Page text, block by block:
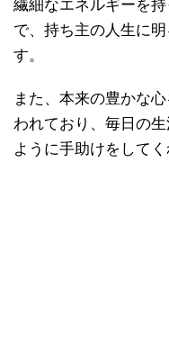
繊細なエネルギーを
で、持ち主の人生に
す。
また、本来の豊かな
われており、毎日の
ように手助けをしてく